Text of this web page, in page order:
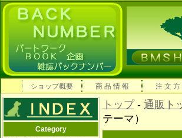
ショップ概要 商 品 情 報 注 文 方
Category
トップ- 通販ト
テーマ）